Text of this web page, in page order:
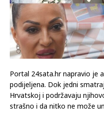
Portal 24sata.hr napravio je
podijeljena. Dok jedni
Hrvatskoj i podržavaju
strašno i da nitko ne može